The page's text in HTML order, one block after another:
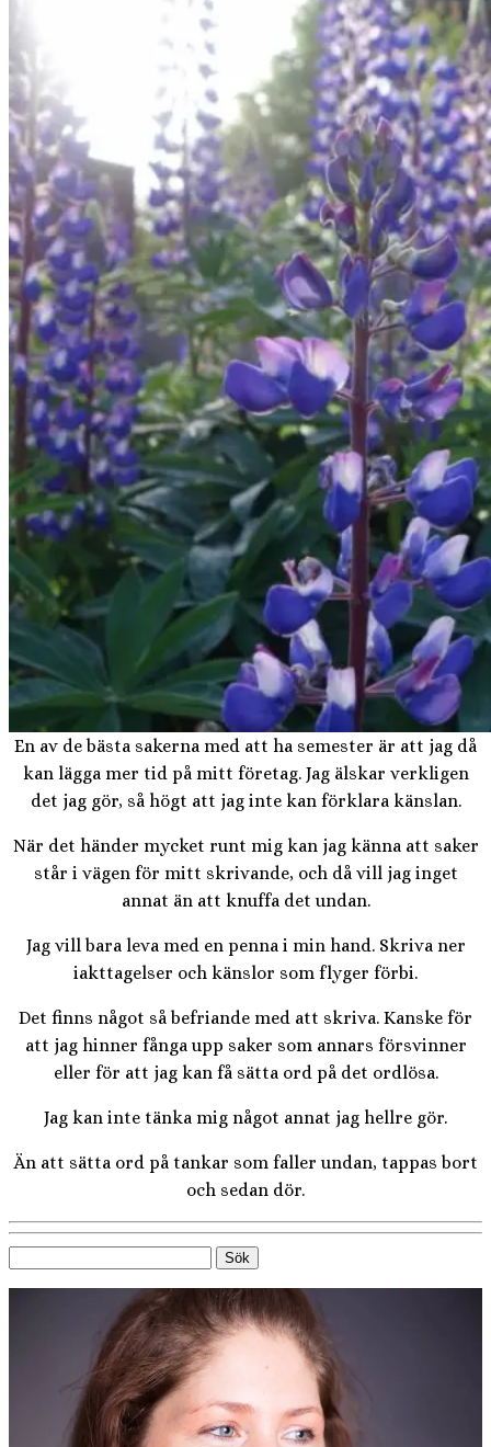
En av de bästa sakerna med att ha semester är att jag då
kan lägga mer tid på mitt företag. Jag älskar verkligen
det jag gör, så högt att jag inte kan förklara känslan.
När det händer mycket runt mig kan jag känna att saker
står i vägen för mitt skrivande, och då vill jag inget
annat än att knuffa det undan.
Jag vill bara leva med en penna i min hand. Skriva ner
iakttagelser och känslor som flyger förbi.
Det finns något så befriande med att skriva. Kanske för
att jag hinner fånga upp saker som annars försvinner
eller för att jag kan få sätta ord på det ordlösa.
Jag kan inte tänka mig något annat jag hellre gör.
Än att sätta ord på tankar som faller undan, tappas bort
och sedan dör.
efter: